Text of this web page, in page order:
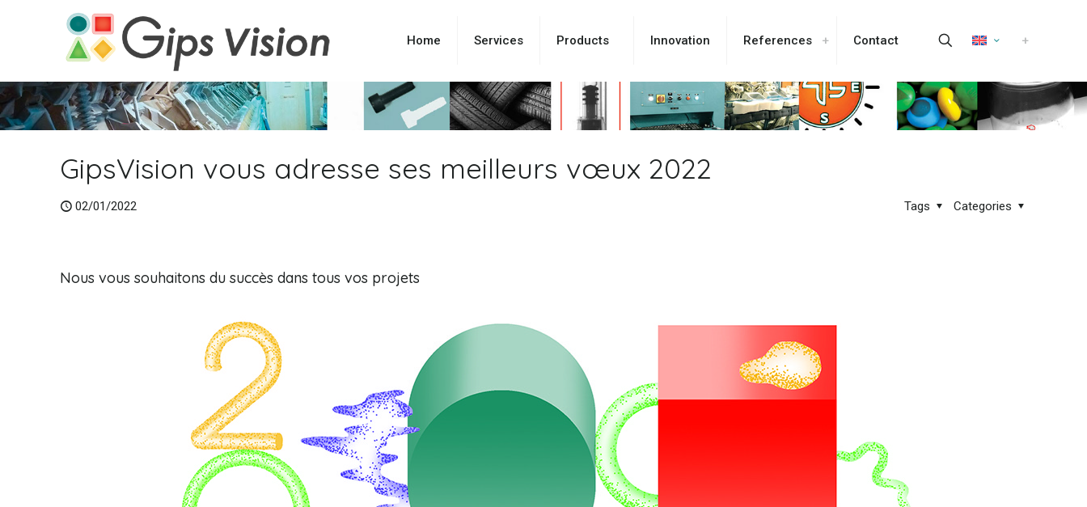
Home Services Products Innovation References Contact
GipsVision vous adresse ses meilleurs vœux 2022
02/01/2022 Categories
Tags
Nous vous souhaitons du succès dans tous vos projets